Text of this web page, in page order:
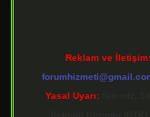
Reklam ve İletişim:
Yasal Uyarı: